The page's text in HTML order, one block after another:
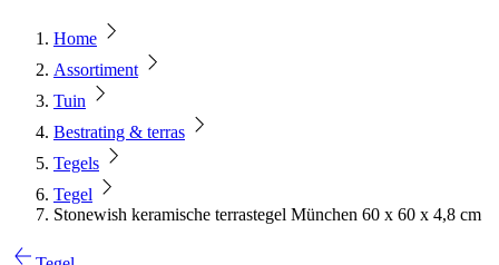
Home
Assortiment
Tuin
Bestrating & terras
Tegels
Tegel
Stonewish keramische terrastegel München 60 x 60 x 4,8 cm